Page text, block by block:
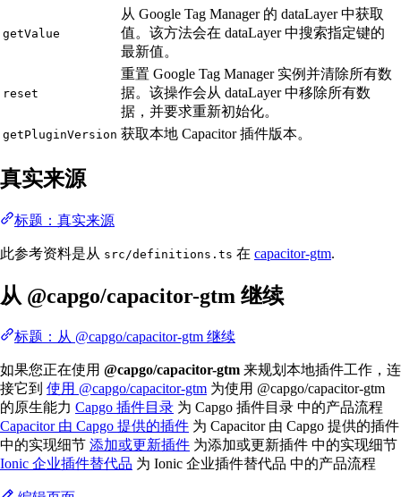
getValue
从 Google Tag Manager 的 dataLayer 中获取
值。该方法会在 dataLayer 中搜索指定键的
最新值。
reset
重置 Google Tag Manager 实例并清除所有数
据。该操作会从 dataLayer 中移除所有数
据，并要求重新初始化。
getPluginVersion 获取本地 Capacitor 插件版本。
真实来源
标题：真实来源
此参考资料是从 src/definitions.ts 在 capacitor-gtm.
从 @capgo/capacitor-gtm 继续
标题：从 @capgo/capacitor-gtm 继续
如果您正在使用 @capgo/capacitor-gtm 来规划本地插件工作，连
接它到 使用 @capgo/capacitor-gtm 为使用 @capgo/capacitor-gtm
的原生能力 Capgo 插件目录 为 Capgo 插件目录 中的产品流程
Capacitor 由 Capgo 提供的插件 为 Capacitor 由 Capgo 提供的插件
中的实现细节 添加或更新插件 为添加或更新插件 中的实现细节
Ionic 企业插件替代品 为 Ionic 企业插件替代品 中的产品流程